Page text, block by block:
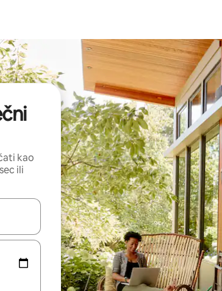
kao
ili
koristeći se strelicama prema gore i prema